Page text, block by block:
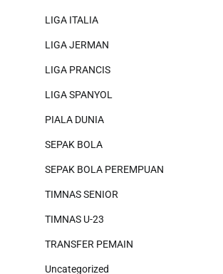
LIGA ITALIA
LIGA JERMAN
LIGA PRANCIS
LIGA SPANYOL
PIALA DUNIA
SEPAK BOLA
SEPAK BOLA PEREMPUAN
TIMNAS SENIOR
TIMNAS U-23
TRANSFER PEMAIN
Uncategorized